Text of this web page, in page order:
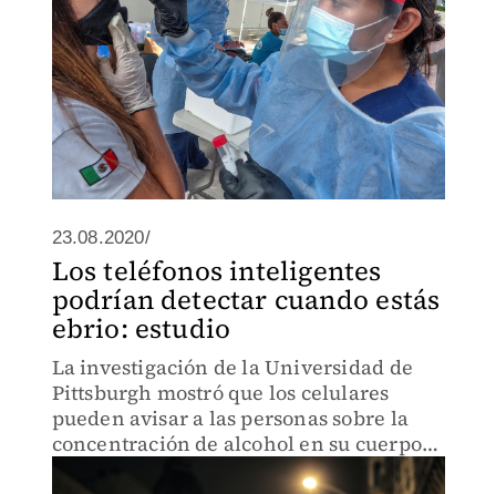
23.08.2020/
Los teléfonos inteligentes
podrían detectar cuando estás
ebrio: estudio
La investigación de la Universidad de
Pittsburgh mostró que los celulares
pueden avisar a las personas sobre la
concentración de alcohol en su cuerpo
para evitar situaciones de riesgo.